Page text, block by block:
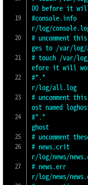
00 before it
r/log/
# uncomment
ges to /var/
# touch /var/
efore it will
#*.*
r/log/all.log
# uncomment
ost named
#*.*
ghost
# uncomment
# news.crit
r/log/news/
# news.err
r/log/news/